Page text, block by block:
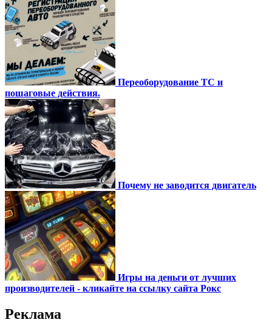
Переоборудование ТС и
пошаговые действия.
Почему не заводится двигатель
Игры на деньги от лучших
производителей - кликайте на ссылку сайта Рокс
Реклама